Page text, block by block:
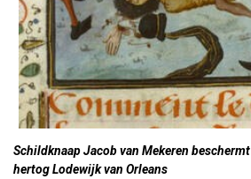
Schildknaap Jacob van Mekeren
hertog Lodewijk van Orleans